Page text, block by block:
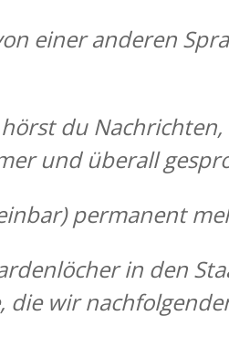
einer anderen
du
und überall
permanent
in den
die wir